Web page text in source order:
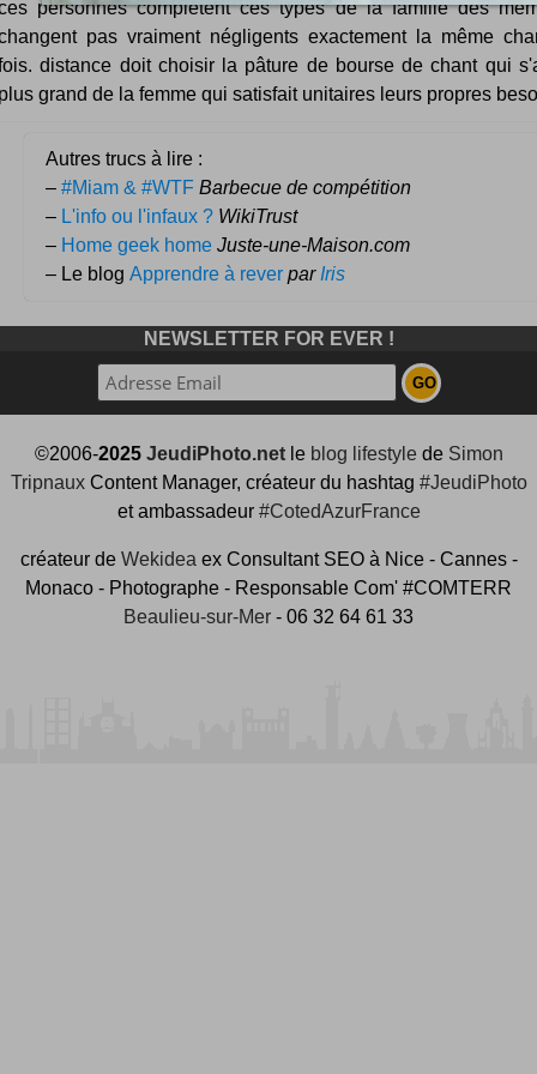
personnes complètent ces types de la famille des
pas vraiment négligents exactement la même
distance doit choisir la pâture de bourse de chant qui
grand de la femme qui satisfait unitaires leurs propres
Autres trucs à lire :
– #Miam & #WTF Barbecue de compétition
– L'info ou l'infaux ? WikiTrust
– Home geek home Juste-une-Maison.com
– Le blog Apprendre à rever par Iris
NEWSLETTER FOR EVER !
©2006-2025 JeudiPhoto.netle blog lifestylede Simon
TripnauxContent Manager, créateur du hashtag #JeudiPhoto
et ambassadeur #CotedAzurFrance
créateur de Wekidea ex Consultant SEO à Nice - Cannes -
Monaco - Photographe - Responsable Com' #COMTERR
Beaulieu-sur-Mer - 06 32 64 61 33